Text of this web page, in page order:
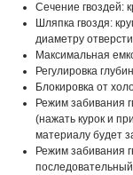
Сечение гвоздей:
Шляпка гвоздя:
диаметру
Максимальная
Регулировка
Блокировка от
Режим забивания
(нажать курок и
материалу будет
Режим забивания